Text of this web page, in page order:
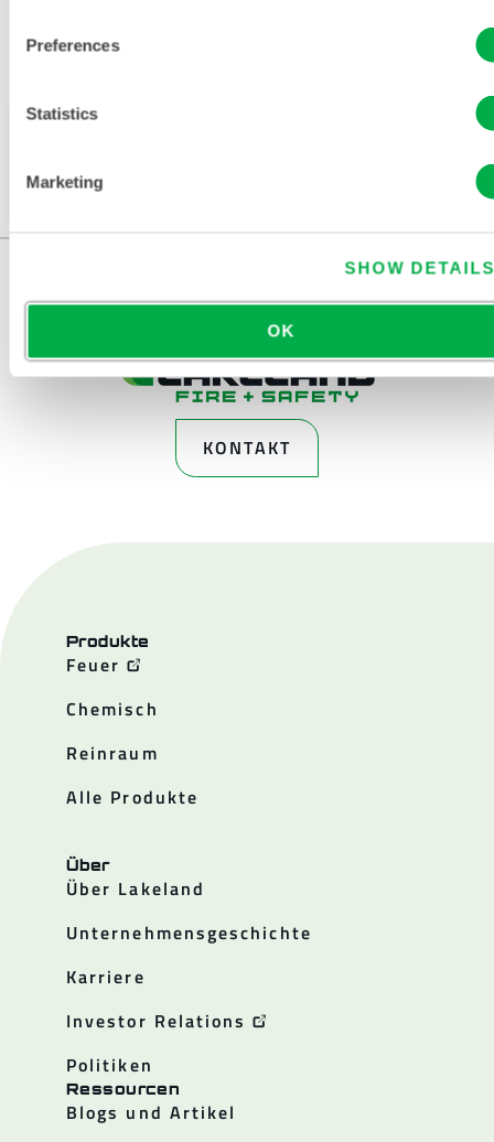
Preferences
Statistics
Marketing
SHOW
OK
SÜDAMERIKA, INDIEN, AFRIKA, NAHER OSTEN,
KONTAKT
Produkte
Feuer
Chemisch
Reinraum
Alle Produkte
Über
Über Lakeland
Unternehmensgeschichte
Karriere
Investor Relations
Politiken
Ressourcen
Blogs und Artikel